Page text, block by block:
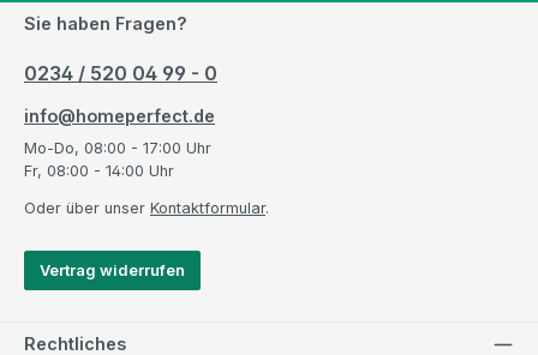
Sie haben Fragen?
0234 / 520 04 99 - 0
info@homeperfect.de
Mo-Do, 08:00 - 17:00 Uhr
Fr, 08:00 - 14:00 Uhr
Oder über unser Kontaktformular.
Vertrag widerrufen
Rechtliches